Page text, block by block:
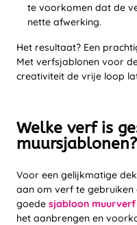
te voorkomen dat de
nette afwerking.
Het resultaat? Een
Met verfsjablonen voor
creativiteit de vrije loop
Welke verf is
muursjablonen?
Voor een gelijkmatige
aan om verf te gebruiken
goede sjabloon muurverf
het aanbrengen en